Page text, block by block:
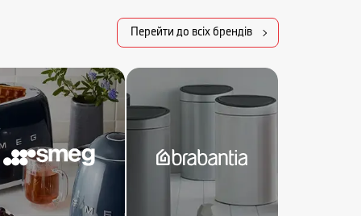
Перейти до всіх брендів